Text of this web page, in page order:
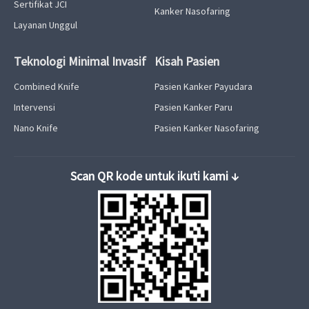
Sertifikat JCI
Layanan Unggul
Kanker Nasofaring
Teknologi Minimal Invasif
Combined Knife
Intervensi
Nano Knife
Kisah Pasien
Pasien Kanker Payudara
Pasien Kanker Paru
Pasien Kanker Nasofaring